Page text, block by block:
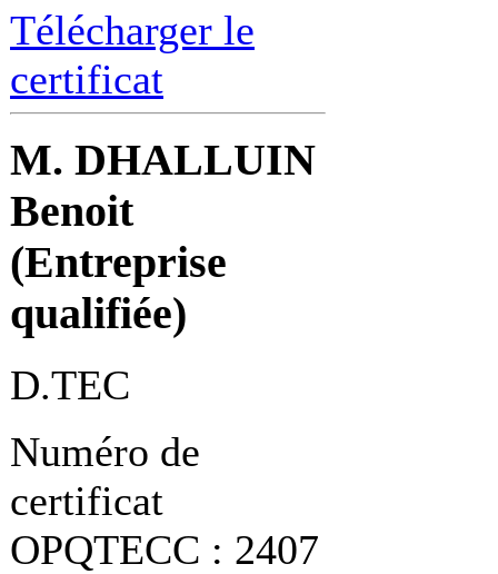
Télécharger le
certificat
M. DHALLUIN
Benoit
(Entreprise
qualifiée)
D.TEC
Numéro de
certificat
OPQTECC : 2407